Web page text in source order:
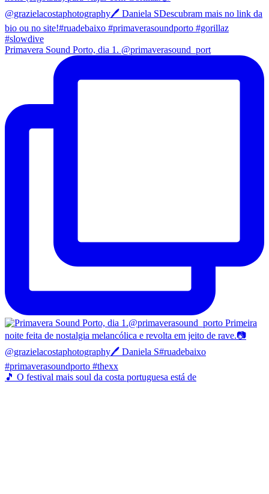
Primavera Sound Porto, dia 1. @primaverasound_port
🎵 O festival mais soul da costa portuguesa está de